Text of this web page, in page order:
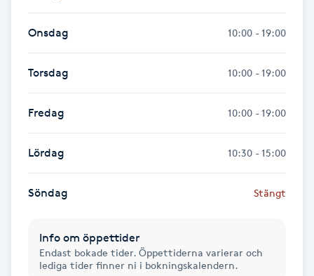
Gelenaglar
Gellack
Gellack med förstärkning
Gravidmassage
Gua Sha-massage
Onsdag 10:00 - 19:00
Torsdag 10:00 - 19:00
Fredag 10:00 - 19:00
Lördag 10:30 - 15:00
Söndag Stängt
Info om öppettider
Endast bokade tider. Öppettiderna varierar och
lediga tider finner ni i bokningskalendern.